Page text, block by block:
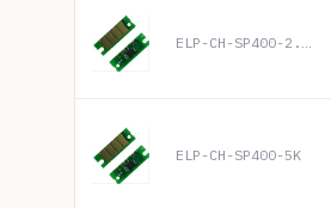
ELP-CH-SP400-2.5K
ELP-CH-SP400-5K